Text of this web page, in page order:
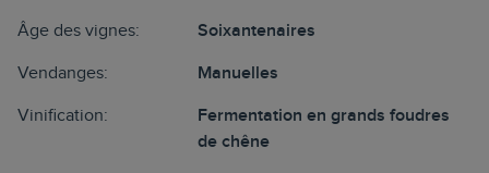
Âge des vignes: Soixantenaires
Vendanges: Manuelles
Vinification:
Fermentation en grands foudres
de chêne